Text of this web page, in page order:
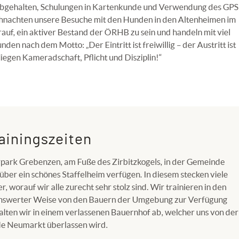
Schulungen in Kartenkunde und Verwendung des GPS
unsere Besuche mit den Hunden in den Altenheimen im
ein aktiver Bestand der ÖRHB zu sein und handeln mit viel
nach dem Motto: „Der Eintritt ist freiwillig – der Austritt ist
Kameradschaft, Pflicht und Disziplin!“
Grebenzen, am Fuße des Zirbitzkogels, in der Gemeinde
ein schönes Staffelheim verfügen. In diesem stecken viele
worauf wir alle zurecht sehr stolz sind. Wir trainieren in den
Weise von den Bauern der Umgebung zur Verfügung
wir in einem verlassenen Bauernhof ab, welcher uns von der
Neumarkt überlassen wird.